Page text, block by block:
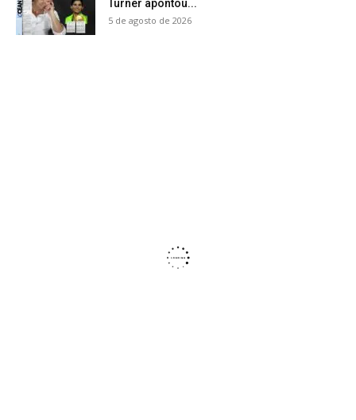
Turner apontou...
5 de agosto de 2026